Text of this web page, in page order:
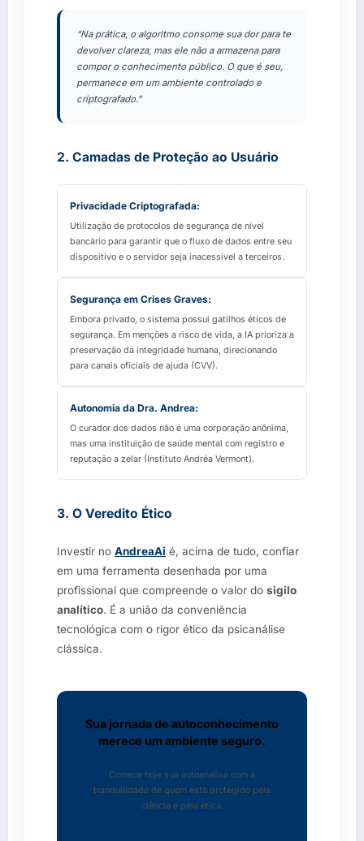
“Na prática, o algoritmo consome sua dor para te
devolver clareza, mas ele não a armazena para
compor o conhecimento público. O que é seu,
permanece em um ambiente controlado e
criptografado.”
2. Camadas de Proteção ao Usuário
Privacidade Criptografada:
Utilização de protocolos de segurança de nível
bancário para garantir que o fluxo de dados entre seu
dispositivo e o servidor seja inacessível a terceiros.
Segurança em Crises Graves:
Embora privado, o sistema possui gatilhos éticos de
segurança. Em menções a risco de vida, a IA prioriza a
preservação da integridade humana, direcionando
para canais oficiais de ajuda (CVV).
Autonomia da Dra. Andrea:
O curador dos dados não é uma corporação anônima,
mas uma instituição de saúde mental com registro e
reputação a zelar (Instituto Andréa Vermont).
3. O Veredito Ético
Investir no AndreaAi é, acima de tudo, confiar
em uma ferramenta desenhada por uma
profissional que compreende o valor do sigilo
analítico. É a união da conveniência
tecnológica com o rigor ético da psicanálise
clássica.
Sua jornada de autoconhecimento
merece um ambiente seguro.
Comece hoje sua autoanálise com a
tranquilidade de quem está protegido pela
ciência e pela ética.